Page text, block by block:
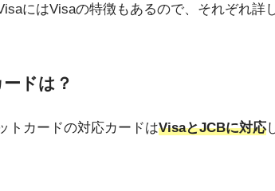
にはVisaの特徴もあるので、それぞれ詳
ドは？
トカードの対応カードはVisaとJCBに対応